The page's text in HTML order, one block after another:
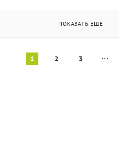
ПОКАЗАТЬ ЕЩЕ
1 2 3